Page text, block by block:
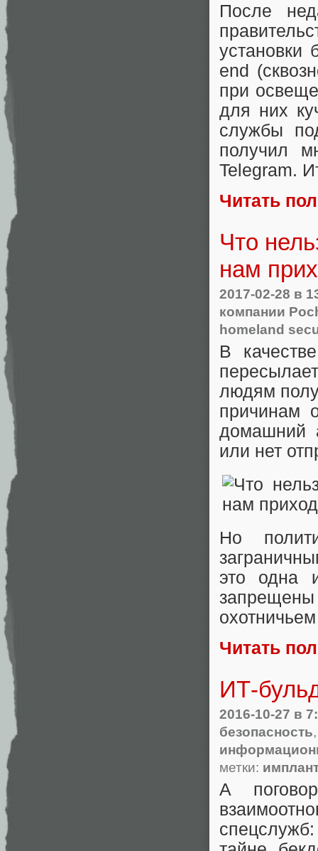
После
установки
end
при
для них
службы
получил
Telegram.
Читать
Что
нам
2017-02-28 в
компании
homeland
В
людям
причинам
домашний
или нет
Но
это одна
Читать
ИТ-
2016-10-27 в
безопасность
метки:
А